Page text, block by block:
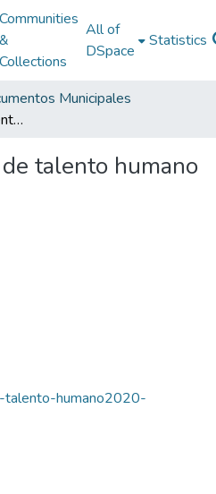
Communities
&
Collections
All of
DSpace
Statistics
Municipales
Plan estratégico de talento humano
talento humano
humano2020-